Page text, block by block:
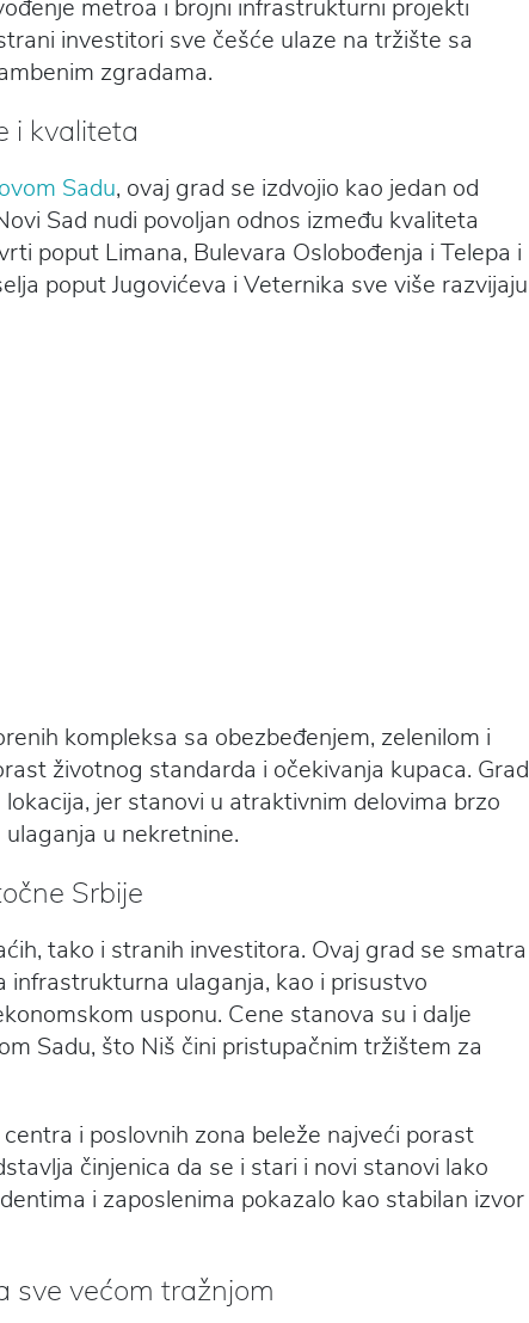
metroa i brojni infrastrukturni projekti
investitori sve češće ulaze na tržište sa
zgradama.
i kvaliteta
Sadu, ovaj grad se izdvojio kao jedan od
Sad nudi povoljan odnos između kvaliteta
poput Limana, Bulevara Oslobođenja i Telepa i
poput Jugovićeva i Veternika sve više razvijaju
kompleksa sa obezbeđenjem, zelenilom i
životnog standarda i očekivanja kupaca. Grad
jer stanovi u atraktivnim delovima brzo
u nekretnine.
Srbije
tako i stranih investitora. Ovaj grad se smatra
infrastrukturna ulaganja, kao i prisustvo
usponu. Cene stanova su i dalje
Sadu, što Niš čini pristupačnim tržištem za
i poslovnih zona beleže najveći porast
činjenica da se i stari i novi stanovi lako
i zaposlenima pokazalo kao stabilan izvor
sve većom tražnjom